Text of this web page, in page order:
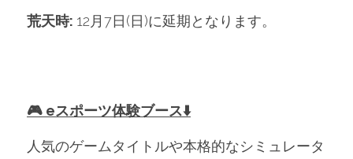
荒天時: 12月7日(日)に延期となります。
🎮 eスポーツ体験ブース⬇️
人気のゲームタイトルや本格的なシミュレータ